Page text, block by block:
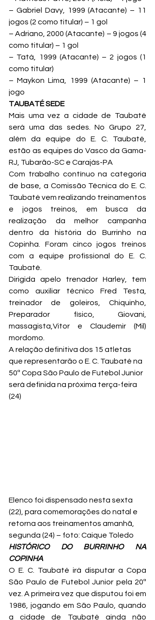
– Gabriel Davy, 1999 (Atacante) – 11
jogos (2 como titular) – 1 gol
– Adriano, 2000 (Atacante) – 9 jogos (4
como titular) – 1 gol
– Tatá, 1999 (Atacante) – 2 jogos (1
como titular)
– Maykon Lima, 1999 (Atacante) – 1
jogo
TAUBATÉ SEDE
Mais uma vez a cidade de Taubaté
será uma das sedes. No Grupo 27,
além da equipe do E. C. Taubaté,
estão as equipes do Vasco da Gama-
RJ, Tubarão-SC e Carajás-PA
Com trabalho contínuo na categoria
de base, a Comissão Técnica do E. C.
Taubaté vem realizando treinamentos
e jogos treinos, em busca da
realização da melhor campanha
dentro da história do Burrinho na
Copinha. Foram cinco jogos treinos
com a equipe profissional do E. C.
Taubaté.
Dirigida apelo trenador Harley, tem
como auxiliar técnico Fred Testa,
treinador de goleiros, Chiquinho,
Preparador físico, Giovani,
massagista,Vitor e Claudemir (Mil)
mordomo.
A relação definitiva dos 15 atletas
que representarão o E. C. Taubaté na
50ª Copa São Paulo de Futebol Junior
será definida na próxima terça-feira
(24)
Elenco foi dispensado nesta sexta
(22), para comemorações do natal e
retorna aos treinamentos amanhã,
segunda (24) – foto: Caique Toledo
HISTÓRICO DO BURRINHO NA
COPINHA
O E. C. Taubaté irá disputar a Copa
São Paulo de Futebol Junior pela 20ª
vez. A primeira vez que disputou foi em
1986, jogando em São Paulo, quando
a cidade de Taubaté ainda não